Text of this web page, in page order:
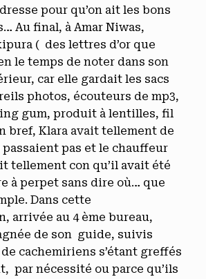
pour qu’on ait les bons
Au final, à Amar Niwas,
( des lettres d’or que
le temps de noter dans son
car elle gardait les sacs
photos, écouteurs de mp3,
gum, produit à lentilles, fil
bref, Klara avait tellement de
pas et le chauffeur
tellement con qu’il avait été
à perpet sans dire où… que
Dans cette
arrivée au 4 ème bureau,
de son guide, suivis
cachemiriens s’étant greffés
par nécessité ou parce qu’ils